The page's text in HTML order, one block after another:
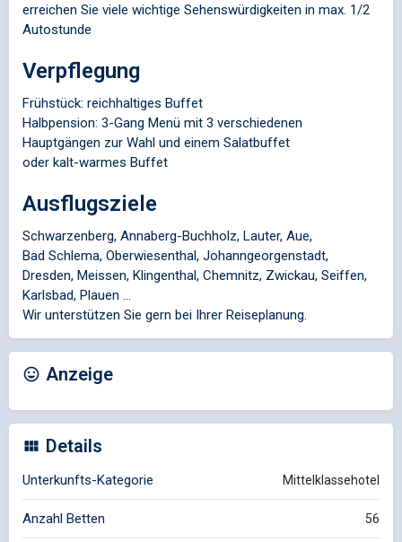
erreichen Sie viele wichtige Sehenswürdigkeiten in max. 1/2
Autostunde
Verpflegung
Frühstück: reichhaltiges Buffet
Halbpension: 3-Gang Menü mit 3 verschiedenen
Hauptgängen zur Wahl und einem Salatbuffet
oder kalt-warmes Buffet
Ausflugsziele
Schwarzenberg, Annaberg-Buchholz, Lauter, Aue,
Bad Schlema, Oberwiesenthal, Johanngeorgenstadt,
Dresden, Meissen, Klingenthal, Chemnitz, Zwickau, Seiffen,
Karlsbad, Plauen ...
Wir unterstützen Sie gern bei Ihrer Reiseplanung.
Anzeige
Details
Unterkunfts-Kategorie Mittelklassehotel
Anzahl Betten 56